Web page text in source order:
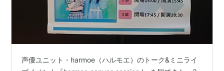
声優ユニット・harmoe（ハルモエ）のトーク&ミニライ